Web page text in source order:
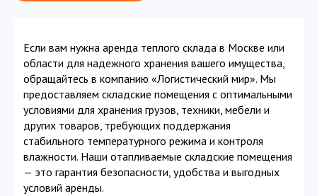
Если вам нужна аренда теплого склада в Москве или
области для надежного хранения вашего имущества,
обращайтесь в компанию «Логистический мир». Мы
предоставляем складские помещения с оптимальными
условиями для хранения грузов, техники, мебели и
других товаров, требующих поддержания
стабильного температурного режима и контроля
влажности. Наши отапливаемые складские помещения
— это гарантия безопасности, удобства и выгодных
условий аренды.